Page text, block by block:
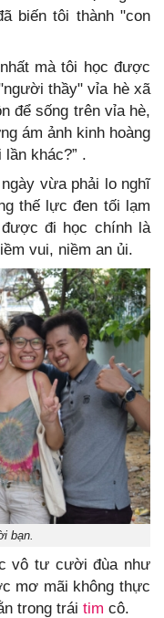
biến tôi thành "con
mà tôi học được
thầy" vỉa hè xã
để sống trên vỉa hè,
ám ảnh kinh hoàng
khác?” .
vừa phải lo nghĩ
thế lực đen tối lạm
đi học chính là
vui, niềm an ủi.
bạn.
vô tư cười đùa như
mơ mãi không thực
trong trái tim cô.